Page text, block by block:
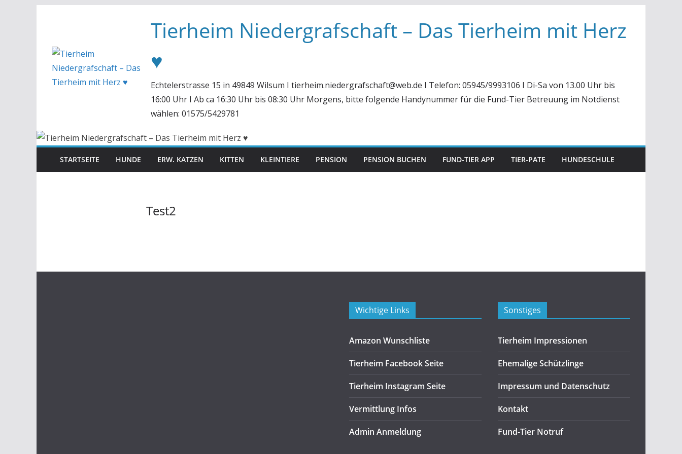
Tierheim Niedergrafschaft – Das Tierheim mit Herz
♥
Echtelerstrasse 15 in 49849 Wilsum I tierheim.niedergrafschaft@web.de I Telefon: 05945/9993106 I Di-Sa von 13.00 Uhr bis
16:00 Uhr I Ab ca 16:30 Uhr bis 08:30 Uhr Morgens, bitte folgende Handynummer für die Fund-Tier Betreuung im Notdienst
wählen: 01575/5429781
STARTSEITE HUNDE ERW. KATZEN KITTEN KLEINTIERE PENSION PENSION BUCHEN FUND-TIER APP TIER-PATE HUNDESCHULE
Test2
Wichtige Links
Amazon Wunschliste
Tierheim Facebook Seite
Tierheim Instagram Seite
Vermittlung Infos
Admin Anmeldung
Sonstiges
Tierheim Impressionen
Ehemalige Schützlinge
Impressum und Datenschutz
Kontakt
Fund-Tier Notruf